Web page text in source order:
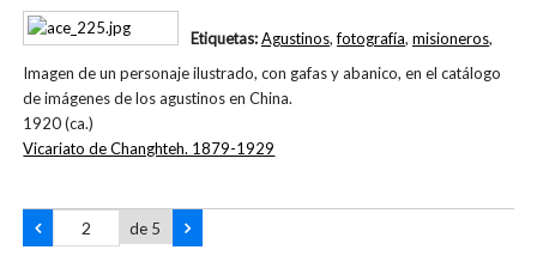
Imagen de un personaje ilustrado, con gafas y abanico, en el catálogo
de imágenes de los agustinos en China.
1920 (ca.)
Etiquetas:Agustinos,fotografía, misioneros,
Vicariato de Changhteh. 1879-1929
de 5